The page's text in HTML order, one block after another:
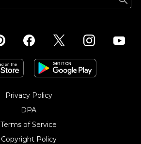
Privacy Policy
DPA
Terms of Service
Copyright Policy‎